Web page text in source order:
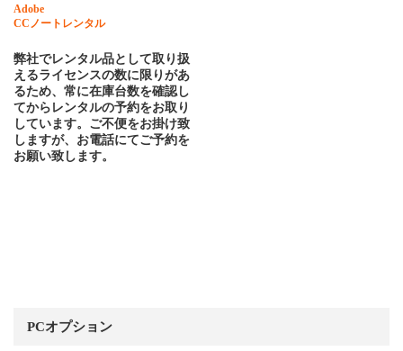
Adobe
CCノートレンタル
弊社でレンタル品として取り扱
えるライセンスの数に限りがあ
るため、常に在庫台数を確認し
てからレンタルの予約をお取り
しています。ご不便をお掛け致
しますが、お電話にてご予約を
お願い致します。
PCオプション